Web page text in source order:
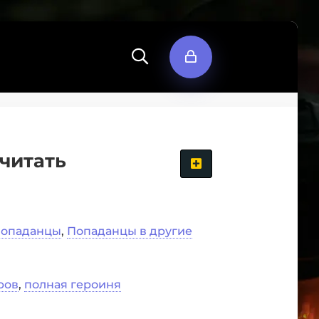
, Попаданцы в другие
, полная героиня